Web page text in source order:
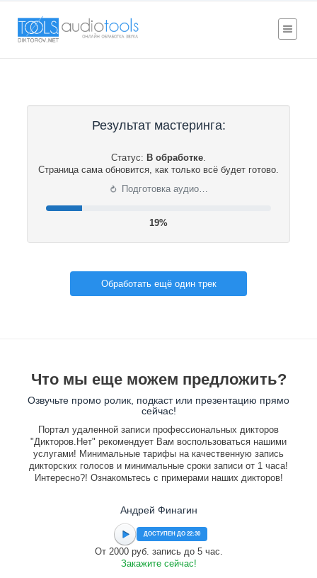
Результат мастеринга:
Статус: В обработке.
Страница сама обновится, как только всё будет готово.
⟳ Подготовка аудио…
20%
Обработать ещё один трек
Что мы еще можем предложить?
Озвучьте промо ролик, подкаст или презентацию прямо
сейчас!
Портал удаленной записи профессиональных дикторов
"Дикторов.Нет" рекомендует Вам воспользоваться нашими
услугами! Минимальные тарифы на качественную запись
дикторских голосов и минимальные сроки записи от 1 часа!
Интересно?! Ознакомьтесь с примерами наших дикторов!
Андрей Финагин
ДОСТУПЕН ДО 22:30
От 2000 руб. запись до 5 час.
Закажите сейчас!